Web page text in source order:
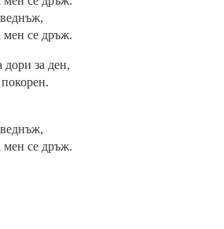
се дръж.
за ден,
се дръж.